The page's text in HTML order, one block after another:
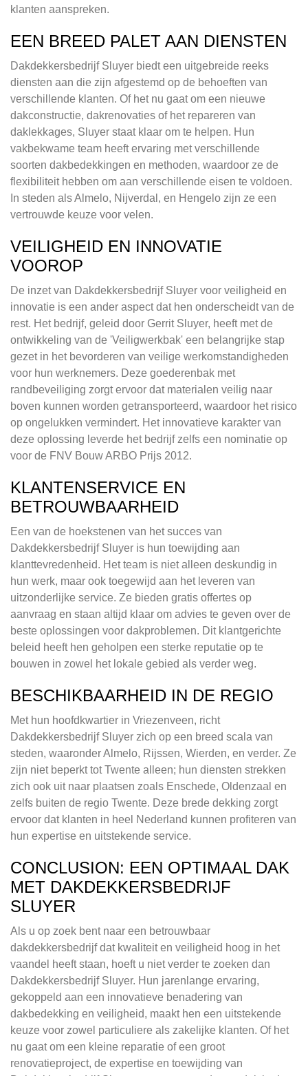
klanten aanspreken.
EEN BREED PALET AAN DIENSTEN
Dakdekkersbedrijf Sluyer biedt een uitgebreide reeks
diensten aan die zijn afgestemd op de behoeften van
verschillende klanten. Of het nu gaat om een nieuwe
dakconstructie, dakrenovaties of het repareren van
daklekkages, Sluyer staat klaar om te helpen. Hun
vakbekwame team heeft ervaring met verschillende
soorten dakbedekkingen en methoden, waardoor ze de
flexibiliteit hebben om aan verschillende eisen te voldoen.
In steden als Almelo, Nijverdal, en Hengelo zijn ze een
vertrouwde keuze voor velen.
VEILIGHEID EN INNOVATIE
VOOROP
De inzet van Dakdekkersbedrijf Sluyer voor veiligheid en
innovatie is een ander aspect dat hen onderscheidt van de
rest. Het bedrijf, geleid door Gerrit Sluyer, heeft met de
ontwikkeling van de 'Veiligwerkbak' een belangrijke stap
gezet in het bevorderen van veilige werkomstandigheden
voor hun werknemers. Deze goederenbak met
randbeveiliging zorgt ervoor dat materialen veilig naar
boven kunnen worden getransporteerd, waardoor het risico
op ongelukken vermindert. Het innovatieve karakter van
deze oplossing leverde het bedrijf zelfs een nominatie op
voor de FNV Bouw ARBO Prijs 2012.
KLANTENSERVICE EN
BETROUWBAARHEID
Een van de hoekstenen van het succes van
Dakdekkersbedrijf Sluyer is hun toewijding aan
klanttevredenheid. Het team is niet alleen deskundig in
hun werk, maar ook toegewijd aan het leveren van
uitzonderlijke service. Ze bieden gratis offertes op
aanvraag en staan altijd klaar om advies te geven over de
beste oplossingen voor dakproblemen. Dit klantgerichte
beleid heeft hen geholpen een sterke reputatie op te
bouwen in zowel het lokale gebied als verder weg.
BESCHIKBAARHEID IN DE REGIO
Met hun hoofdkwartier in Vriezenveen, richt
Dakdekkersbedrijf Sluyer zich op een breed scala van
steden, waaronder Almelo, Rijssen, Wierden, en verder. Ze
zijn niet beperkt tot Twente alleen; hun diensten strekken
zich ook uit naar plaatsen zoals Enschede, Oldenzaal en
zelfs buiten de regio Twente. Deze brede dekking zorgt
ervoor dat klanten in heel Nederland kunnen profiteren van
hun expertise en uitstekende service.
CONCLUSION: EEN OPTIMAAL DAK
MET DAKDEKKERSBEDRIJF
SLUYER
Als u op zoek bent naar een betrouwbaar
dakdekkersbedrijf dat kwaliteit en veiligheid hoog in het
vaandel heeft staan, hoeft u niet verder te zoeken dan
Dakdekkersbedrijf Sluyer. Hun jarenlange ervaring,
gekoppeld aan een innovatieve benadering van
dakbedekking en veiligheid, maakt hen een uitstekende
keuze voor zowel particuliere als zakelijke klanten. Of het
nu gaat om een kleine reparatie of een groot
renovatieproject, de expertise en toewijding van